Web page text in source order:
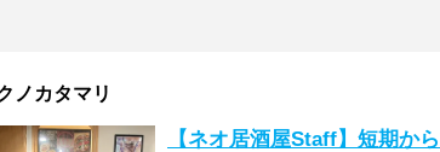
ノカタマリ
【ネオ居酒屋Staff】短期か